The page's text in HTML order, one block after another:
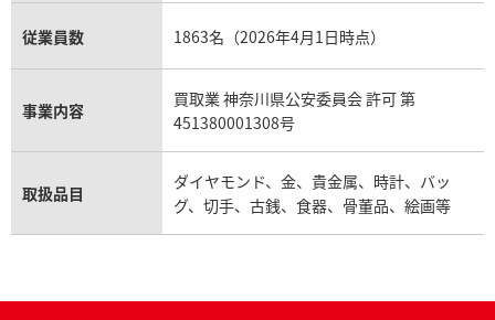
従業員数 1863名（2026年4月1日時点）
事業内容
買取業 神奈川県公安委員会 許可 第
451380001308号
取扱品目
ダイヤモンド、金、貴金属、時計、バッ
グ、切手、古銭、食器、骨董品、絵画等